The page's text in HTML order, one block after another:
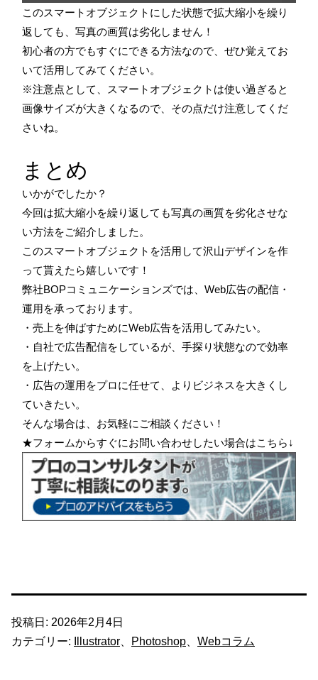
このスマートオブジェクトにした状態で拡大縮小を繰り
返しても、写真の画質は劣化しません！
初心者の方でもすぐにできる方法なので、ぜひ覚えてお
いて活用してみてください。
※注意点として、スマートオブジェクトは使い過ぎると
画像サイズが大きくなるので、その点だけ注意してくだ
さいね。
まとめ
いかがでしたか？
今回は拡大縮小を繰り返しても写真の画質を劣化させな
い方法をご紹介しました。
このスマートオブジェクトを活用して沢山デザインを作
って貰えたら嬉しいです！
弊社BOPコミュニケーションズでは、Web広告の配信・
運用を承っております。
・売上を伸ばすためにWeb広告を活用してみたい。
・自社で広告配信をしているが、手探り状態なので効率
を上げたい。
・広告の運用をプロに任せて、よりビジネスを大きくし
ていきたい。
そんな場合は、お気軽にご相談ください！
★フォームからすぐにお問い合わせしたい場合はこちら↓
投稿日: 2026年2月4日
カテゴリー:
Illustrator、 Photoshop、 Webコラム